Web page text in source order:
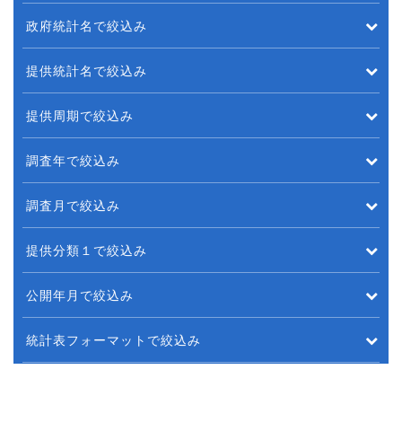
政府統計名で絞込み
提供統計名で絞込み
提供周期で絞込み
調査年で絞込み
調査月で絞込み
提供分類１で絞込み
公開年月で絞込み
統計表フォーマットで絞込み